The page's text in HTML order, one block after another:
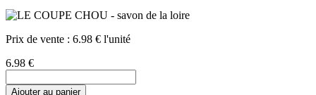
Prix de vente : 6.98 € l'unité
6.98 €
Ajouter au panier